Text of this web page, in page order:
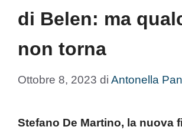
di Belen: ma
non torna
Ottobre 8, 2023 di Antonella
Stefano De Martino, la nuova